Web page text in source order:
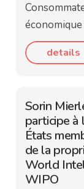
details
Sorin
participe
États
de la
World
WIPO